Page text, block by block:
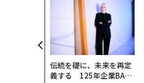
伝統を礎に、未来を再定
義する 125年企業BAT